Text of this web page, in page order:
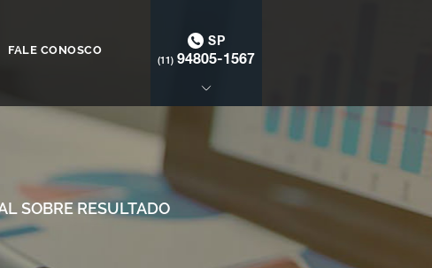
FALE CONOSCO
SP
(11) 94805-1567
SOBRE RESULTADO